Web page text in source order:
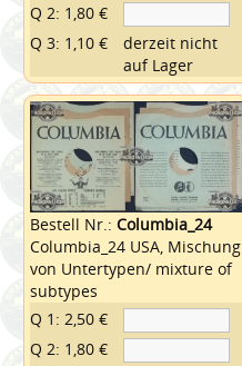
Q 2: 1,80 €
Q 3: 1,10 €
derzeit nicht
auf Lager
Bestell Nr.:Columbia_24
Columbia_24 USA, Mischung
von Untertypen/ mixture of
subtypes
Q 1: 2,50 €
Q 2: 1,80 €